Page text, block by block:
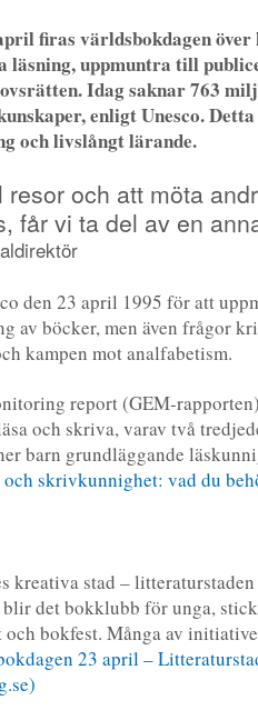
firas världsbokdagen över
uppmuntra till
Idag saknar 763
enligt Unesco.
och livslångt lärande.
och att möta
får vi ta del av en
den 23 april 1995 för att
av böcker, men även frågor
kampen mot analfabetism.
report (GEM-
och skriva, varav två
barn grundläggande
och skrivkunnighet: vad du
kreativa stad –
det bokklubb för unga,
bokfest. Många av
23 april –